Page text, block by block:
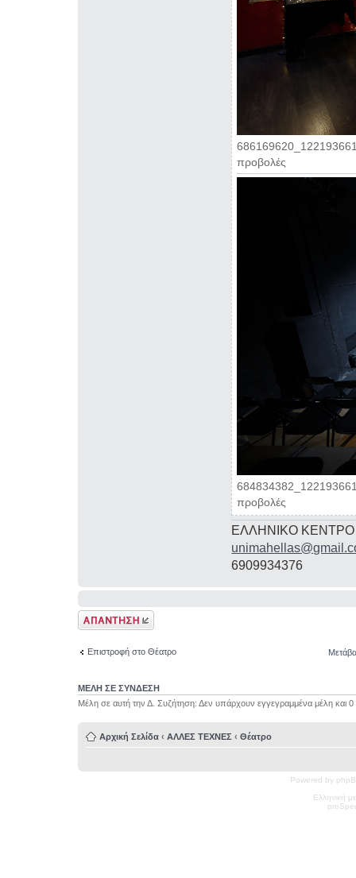
προβολές
προβολές
ΕΛΛΗΝΙΚΟ
6909934376
Δημιουργία
απάντησης
Επιστροφή στο Θέατρο
ΜΕΛΗ ΣΕ ΣΥΝΔΕΣΗ
Μέλη σε αυτή την Δ. Συζήτηση: Δεν υπάρχουν εγγεγραμμένα μέλη και 0
Αρχική Σελίδα ‹ ΑΛΛΕΣ ΤΕΧΝΕΣ ‹ Θέατρο
Powered by
Ελληνική
pro